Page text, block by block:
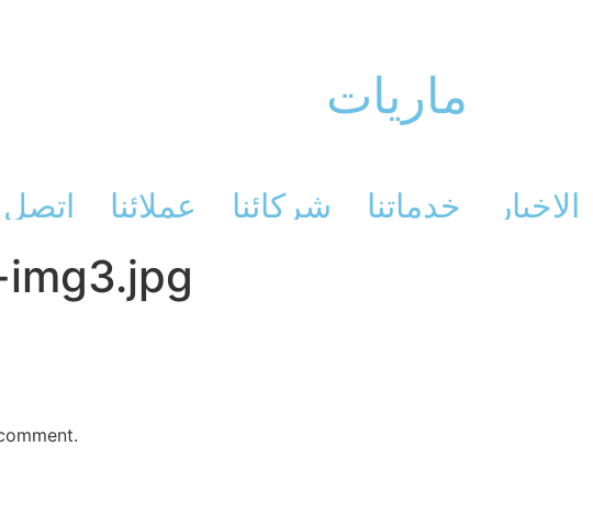
ماريات
اتصل عملائنا شركائنا خدماتنا الاخبار